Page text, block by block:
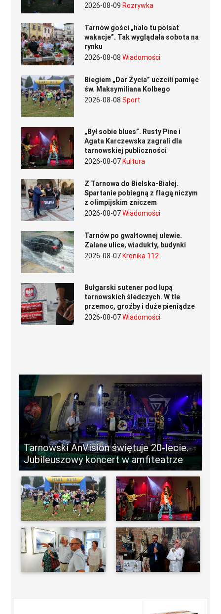
2026-08-09 Rozrywka
Tarnów gości „halo tu polsat
wakacje”. Tak wyglądała sobota na
rynku
2026-08-08 Wiadomości
Biegiem „Dar Życia” uczcili pamięć
św. Maksymiliana Kolbego
2026-08-08 Sport
„Był sobie blues”. Rusty Pine i
Agata Karczewska zagrali dla
tarnowskiej publiczności
2026-08-07Kultura
Z Tarnowa do Bielska-Białej.
Spartanie pobiegną z flagą niczym
z olimpijskim zniczem
2026-08-07Wiadomości
Tarnów po gwałtownej ulewie.
Zalane ulice, wiadukty, budynki
2026-08-07Kronika 112
Bułgarski sutener pod lupą
tarnowskich śledczych. W tle
przemoc, groźby i duże pieniądze
2026-08-07Wiadomości
Tarnowski AnVision świętuje 20-lecie.
Jubileuszowy koncert w amfiteatrze